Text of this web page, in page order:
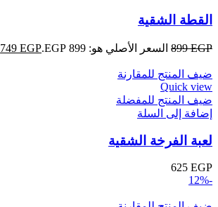
القطة الشقية
899EGP السعر الأصلي هو: 899 EGP. 749 EGP
ضيف المنتج للمقارنة
Quick view
ضيف المنتج للمفضلة
إضافة إلى السلة
لعبة الفرخة الشقية
625 EGP
-12%